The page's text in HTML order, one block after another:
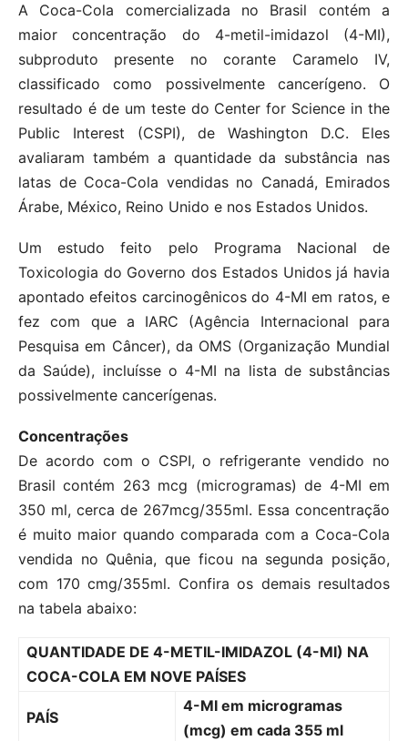
A Coca-Cola comercializada no Brasil contém a
maior concentração do 4-metil-imidazol (4-MI),
subproduto presente no corante Caramelo IV,
classificado como possivelmente cancerígeno. O
resultado é de um teste do Center for Science in the
Public Interest (CSPI), de Washington D.C. Eles
avaliaram também a quantidade da substância nas
latas de Coca-Cola vendidas no Canadá, Emirados
Árabe, México, Reino Unido e nos Estados Unidos.
Um estudo feito pelo Programa Nacional de
Toxicologia do Governo dos Estados Unidos já havia
apontado efeitos carcinogênicos do 4-MI em ratos, e
fez com que a IARC (Agência Internacional para
Pesquisa em Câncer), da OMS (Organização Mundial
da Saúde), incluísse o 4-MI na lista de substâncias
possivelmente cancerígenas.
Concentrações
De acordo com o CSPI, o refrigerante vendido no
Brasil contém 263 mcg (microgramas) de 4-MI em
350 ml, cerca de 267mcg/355ml. Essa concentração
é muito maior quando comparada com a Coca-Cola
vendida no Quênia, que ficou na segunda posição,
com 170 cmg/355ml. Confira os demais resultados
na tabela abaixo:
QUANTIDADE DE 4-METIL-IMIDAZOL (4-MI) NA
COCA-COLA EM NOVE PAÍSES
PAÍS
4-MI em microgramas
(mcg) em cada 355 ml